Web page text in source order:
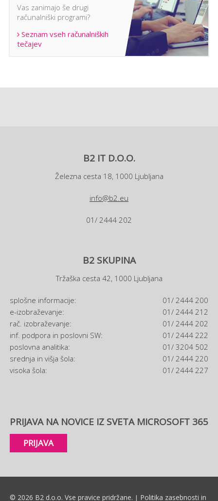
Vas zanimajo še drugi
računalniški programi?
Seznam vseh računalniških
tečajev
B2 IT D.O.O.
Železna cesta 18, 1000 Ljubljana
info@b2.eu
01/ 2444 202
B2 SKUPINA
Tržaška cesta 42, 1000 Ljubljana
splošne informacije:
01/ 2444 200
e-izobraževanje:
01/ 2444 212
rač. izobraževanje:
01/ 2444 202
inf. podpora in poslovni SW:
01/ 2444 222
poslovna analitika:
01/ 3204 502
srednja in višja šola:
01/ 2444 220
visoka šola:
01/ 2444 227
PRIJAVA NA NOVICE IZ SVETA MICROSOFT 365
PRIJAVA
© 2026 B2 d.o.o. Vse pravice pridržane. | Politika zasebnosti in